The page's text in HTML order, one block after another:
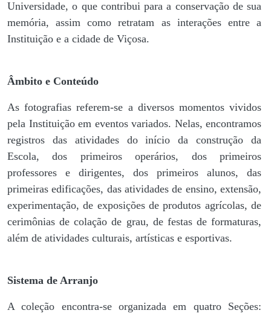
Universidade, o que contribui para a conservação de sua
memória, assim como retratam as interações entre a
Instituição e a cidade de Viçosa.
Âmbito e Conteúdo
As fotografias referem-se a diversos momentos vividos
pela Instituição em eventos variados. Nelas, encontramos
registros das atividades do início da construção da
Escola, dos primeiros operários, dos primeiros
professores e dirigentes, ​dos primeiros alunos, das
primeiras edificações, das atividades de ensino, extensão,
experimentação, de exposições de produtos agrícolas, de
cerimônias de colação de grau, de festas de formaturas,
além de atividades culturais, artísticas e esportivas.
Sistema de Arranjo
A coleção encontra-se organizada em quatro Seções: